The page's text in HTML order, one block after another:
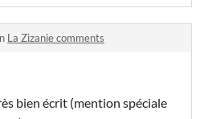
La Zizanie comments
bien écrit (mention spéciale